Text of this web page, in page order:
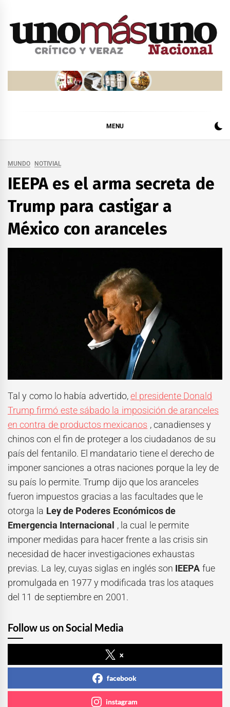
MENU
MUNDO NOTIVIAL
IEEPA es el arma secreta de
Trump para castigar a
México con aranceles
Tal y como lo había advertido,el presidente Donald
Trump firmó este sábado la imposición de aranceles
en contra de productos mexicanos , canadienses y
chinos con el fin de proteger a los ciudadanos de su
país del fentanilo. El mandatario tiene el derecho de
imponer sanciones a otras naciones porque la ley de
su país lo permite. Trump dijo que los aranceles
fueron impuestos gracias a las facultades que le
otorga la Ley de Poderes Económicos de
Emergencia Internacional , la cual le permite
imponer medidas para hacer frente a las crisis sin
necesidad de hacer investigaciones exhaustas
previas. La ley, cuyas siglas en inglés son IEEPA fue
promulgada en 1977 y modificada tras los ataques
del 11 de septiembre en 2001.
Follow us on Social Media
x
facebook
instagram